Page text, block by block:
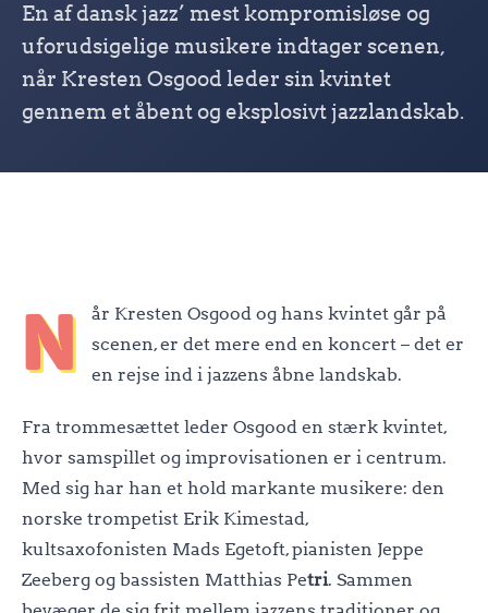
En af dansk jazz’ mest kompromisløse og
uforudsigelige musikere indtager scenen,
når Kresten Osgood leder sin kvintet
gennem et åbent og eksplosivt jazzlandskab.
N
år Kresten Osgood og hans kvintet går på
scenen, er det mere end en koncert – det er
en rejse ind i jazzens åbne landskab.
Fra trommesættet leder Osgood en stærk kvintet,
hvor samspillet og improvisationen er i centrum.
Med sig har han et hold markante musikere: den
norske trompetist Erik Kimestad,
kultsaxofonisten Mads Egetoft, pianisten Jeppe
Zeeberg og bassisten Matthias Petri. Sammen